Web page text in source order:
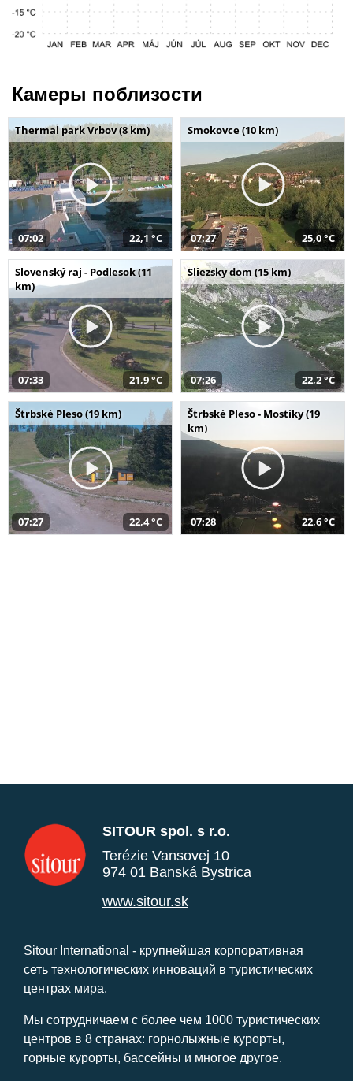
Камеры поблизости
Thermal park Vrbov (8 km)
07:02 22,1 °C
Smokovce (10 km)
07:27 25,0 °C
Slovenský raj - Podlesok (11
km)
07:33 21,9 °C
Sliezsky dom (15 km)
07:26 22,2 °C
Štrbské Pleso (19 km)
07:27 22,4 °C
Štrbské Pleso - Mostíky (19
km)
07:28 22,6 °C
SITOUR spol. s r.o.
Terézie Vansovej 10
974 01 Banská Bystrica
www.sitour.sk
Sitour International - крупнейшая корпоративная
сеть технологических инноваций в туристических
центрах мира.
Мы сотрудничаем с более чем 1000 туристических
центров в 8 странах: горнолыжные курорты,
горные курорты, бассейны и многое другое.